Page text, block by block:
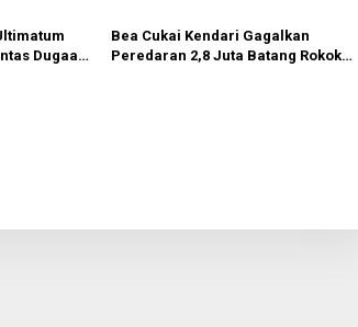
Dugaan
Bea Cukai Kendari Gagalkan
Peredaran 2,8 Juta Batang Rokok